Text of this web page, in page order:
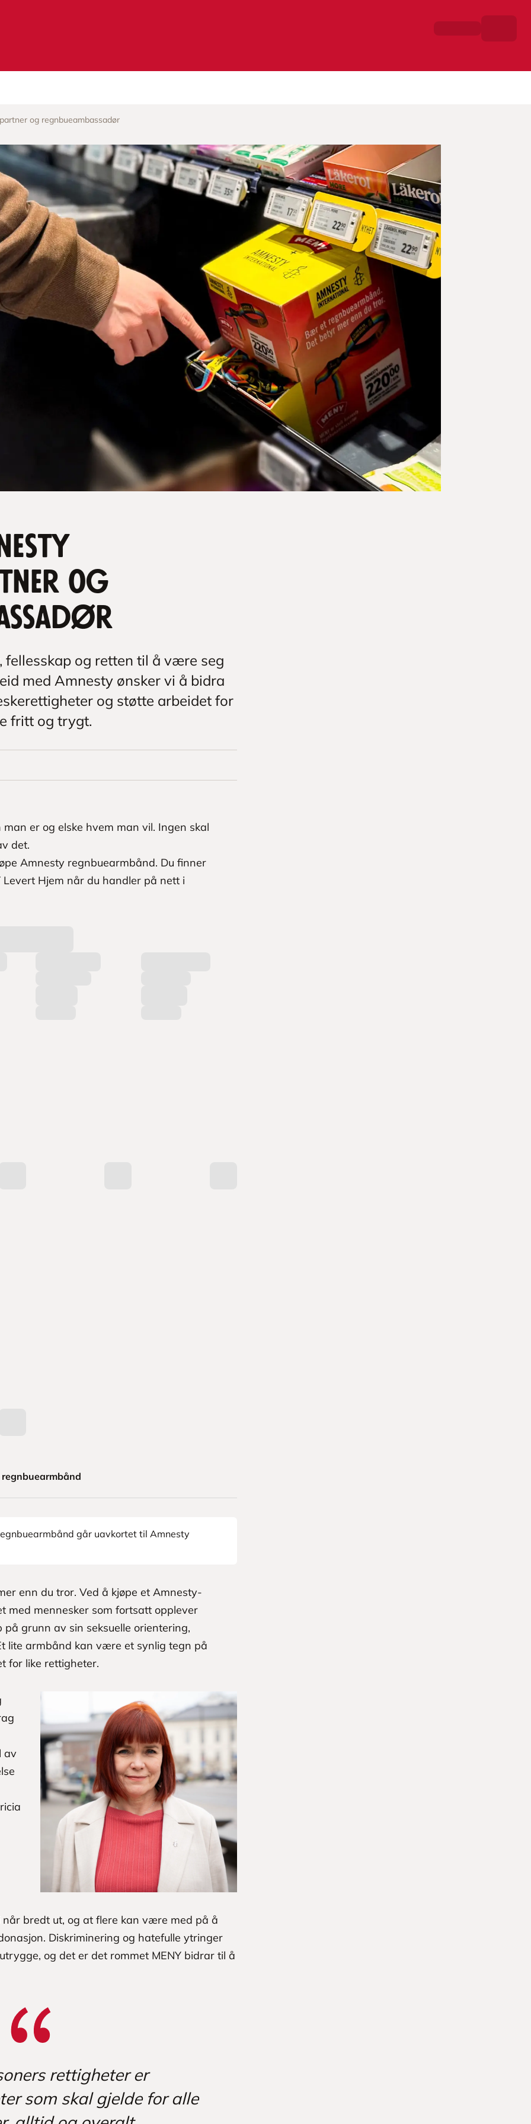
og regnbueambassadør
og
fellesskap og retten til å være seg
med Amnesty ønsker vi å bidra
og støtte arbeidet for
fritt og trygt.
er og elske hvem man vil. Ingen skal
det.
Amnesty regnbuearmbånd. Du finner
Hjem når du handler på nett i
regnbuearmbånd
går uavkortet til Amnesty
enn du tror. Ved å kjøpe et Amnesty-
med mennesker som fortsatt opplever
grunn av sin seksuelle orientering,
lite armbånd kan være et synlig tegn på
for like rettigheter.
av
bredt ut, og at flere kan være med på å
Diskriminering og hatefulle ytringer
og det er det rommet MENY bidrar til å
rettigheter er
som skal gjelde for alle